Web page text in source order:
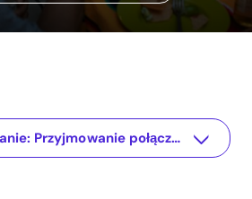
w związkach: ścieżka do ponownego połączenia
your relationship
problemuw walce z frustracją seksualną
połączenia i intymności